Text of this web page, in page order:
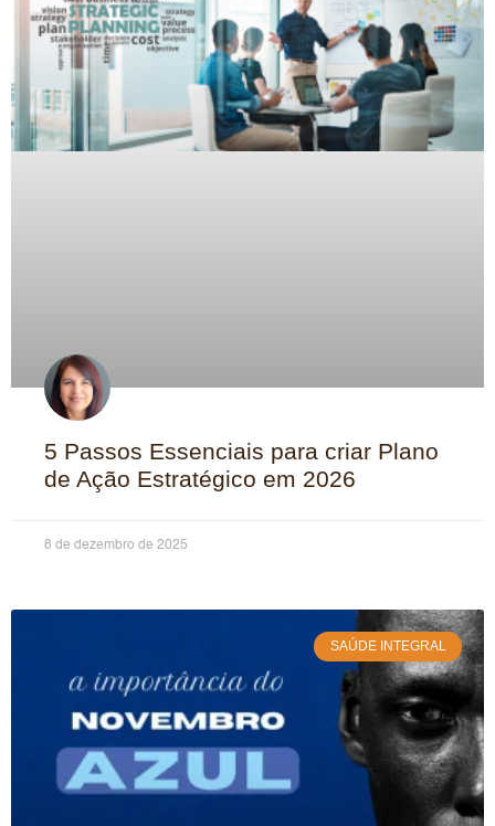
5 Passos Essenciais para criar Plano
de Ação Estratégico em 2026
8 de dezembro de 2025
SAÚDE INTEGRAL